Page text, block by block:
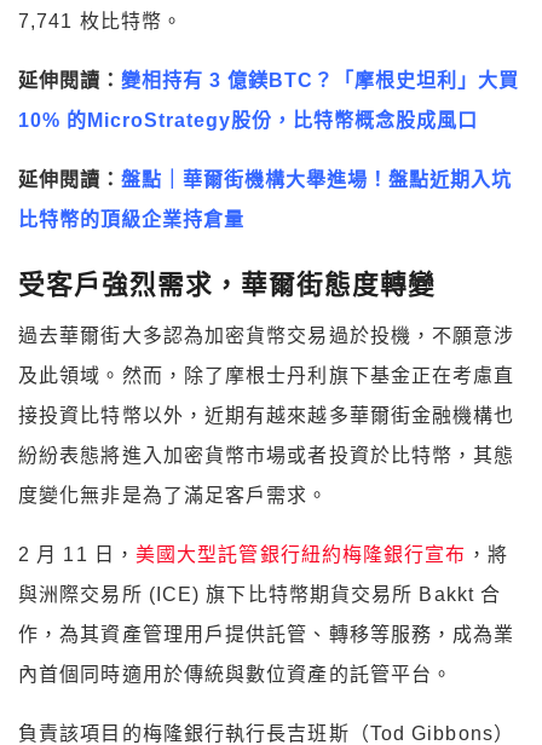
7,741 枚比特幣。
延伸閱讀： 變相持有 3 億鎂BTC？「摩根史坦利」大買
10% 的MicroStrategy股份，比特幣概念股成風口
延伸閱讀： 盤點｜華爾街機構大舉進場！盤點近期入坑
比特幣的頂級企業持倉量
受客戶強烈需求， 華爾街態度轉變
過去華爾街大多認為加密貨幣交易過於投機，不願意涉
及此領域。然而，除了摩根士丹利旗下基金正在考慮直
接投資比特幣以外，近期有越來越多華爾街金融機構也
紛紛表態將進入加密貨幣市場或者投資於比特幣，其態
度變化無非是為了滿足客戶需求。
2 月 11 日， 美國大型託管銀行紐約梅隆銀行宣布 ，將
與洲際交易所 (ICE) 旗下比特幣期貨交易所 Bakkt 合
作，為其資產管理用戶提供託管、轉移等服務，成為業
內首個同時適用於傳統與數位資產的託管平台。
負責該項目的梅隆銀行執行長吉班斯（Tod Gibbons）